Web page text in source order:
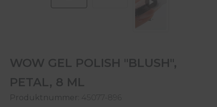
WOW GEL POLISH "BLUSH",
PETAL, 8 ML
Produktnummer: 45077-896